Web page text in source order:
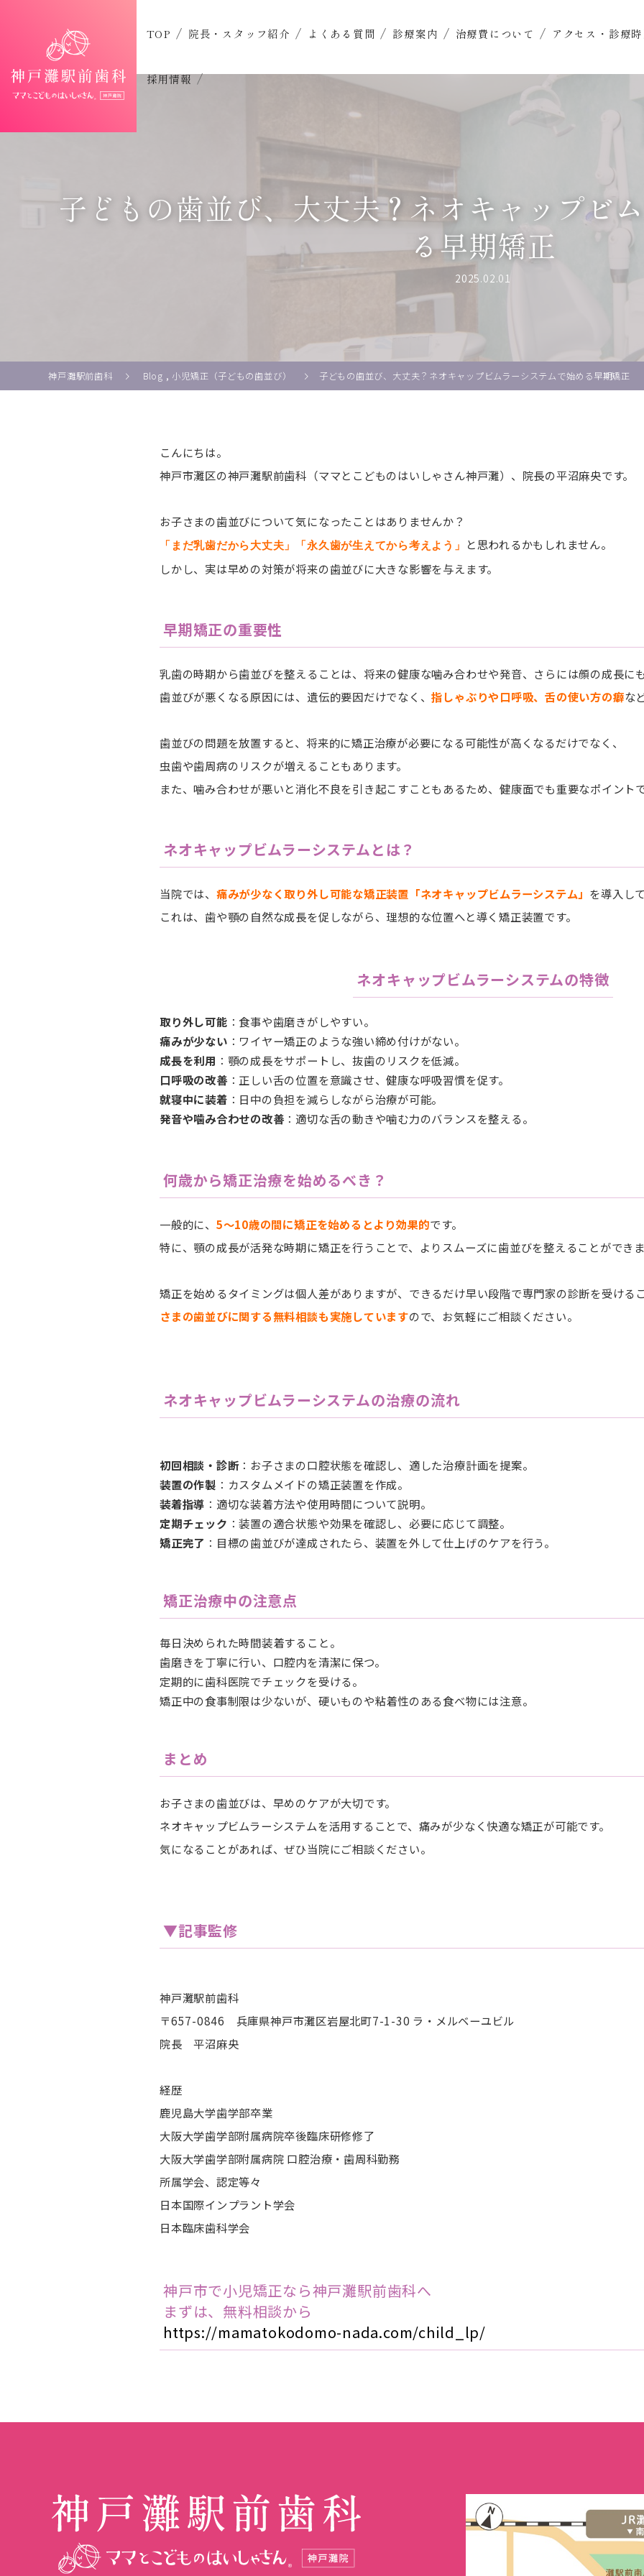
TOP 院長・スタッフ紹介 よくある質問 診療案内 治療費について アクセス・診療
採用情報
子どもの歯並び、大丈夫？ネオキャップビ
る早期矯正
2025.02.01
神戸灘駅前歯科 Blog , 小児矯正（子どもの歯並び） 子どもの歯並び、大丈夫？ネオキャップビムラーシステムで始める早期矯正
こんにちは。
神戸市灘区の神戸灘駅前歯科（ママとこどものはいしゃさん神戸灘）、院長の平沼麻央です。
お子さまの歯並びについて気になったことはありませんか？
「まだ乳歯だから大丈夫」「永久歯が生えてから考えよう」
と思われるかもしれません。
しかし、実は早めの対策が将来の歯並びに大きな影響を与えます。
早期矯正の重要性
乳歯の時期から歯並びを整えることは、将来の健康な噛み合わせや発音、さらには顔の成長に
歯並びが悪くなる原因には、遺伝的要因だけでなく、指しゃぶりや口呼吸、舌の使い方の癖な
歯並びの問題を放置すると、将来的に矯正治療が必要になる可能性が高くなるだけでなく、
虫歯や歯周病のリスクが増えることもあります。
また、噛み合わせが悪いと消化不良を引き起こすこともあるため、健康面でも重要なポイント
ネオキャップビムラーシステムとは？
当院では、 痛みが少なく取り外し可能な矯正装置「ネオキャップビムラーシステム」 を導入し
これは、歯や顎の自然な成長を促しながら、理想的な位置へと導く矯正装置です。
ネオキャップビムラーシステムの特徴
取り外し可能 ：食事や歯磨きがしやすい。
痛みが少ない ：ワイヤー矯正のような強い締め付けがない。
成長を利用 ：顎の成長をサポートし、抜歯のリスクを低減。
口呼吸の改善 ：正しい舌の位置を意識させ、健康な呼吸習慣を促す。
就寝中に装着 ：日中の負担を減らしながら治療が可能。
発音や噛み合わせの改善 ：適切な舌の動きや噛む力のバランスを整える。
何歳から矯正治療を始めるべき？
一般的に、 5〜10歳の間に矯正を始めるとより効果的です。
特に、顎の成長が活発な時期に矯正を行うことで、よりスムーズに歯並びを整えることができ
矯正を始めるタイミングは個人差がありますが、できるだけ早い段階で専門家の診断を受ける
さまの歯並びに関する無料相談も実施していますので、お気軽にご相談ください。
ネオキャップビムラーシステムの治療の流れ
初回相談・診断：お子さまの口腔状態を確認し、適した治療計画を提案。
装置の作製 ：カスタムメイドの矯正装置を作成。
装着指導 ：適切な装着方法や使用時間について説明。
定期チェック ：装置の適合状態や効果を確認し、必要に応じて調整。
矯正完了 ：目標の歯並びが達成されたら、装置を外して仕上げのケアを行う。
矯正治療中の注意点
毎日決められた時間装着すること。
歯磨きを丁寧に行い、口腔内を清潔に保つ。
定期的に歯科医院でチェックを受ける。
矯正中の食事制限は少ないが、硬いものや粘着性のある食べ物には注意。
まとめ
お子さまの歯並びは、早めのケアが大切です。
ネオキャップビムラーシステムを活用することで、痛みが少なく快適な矯正が可能です。
気になることがあれば、ぜひ当院にご相談ください。
▼記事監修
神戸灘駅前歯科
〒657-0846 兵庫県神戸市灘区岩屋北町7-1-30 ラ・メルベーユビル
院長 平沼麻央
経歴
鹿児島大学歯学部卒業
大阪大学歯学部附属病院卒後臨床研修修了
大阪大学歯学部附属病院 口腔治療・歯周科勤務
所属学会、認定等々
日本国際インプラント学会
日本臨床歯科学会
神戸市で小児矯正なら神戸灘駅前歯科へ
まずは、無料相談から
https://mamatokodomo-nada.com/child_lp/